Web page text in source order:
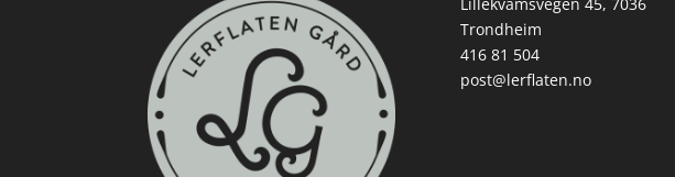
Trondheim
416 81 504
post@lerflaten.no